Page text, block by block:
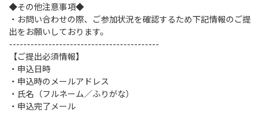
◆その他注意事項◆
・お問い合わせの際、ご参加状況を確認するため下記情報のご提
出をお願いしております。
------------------------------------------
【ご提出必須情報】
・申込日時
・申込時のメールアドレス
・氏名（フルネーム／ふりがな）
・申込完了メール